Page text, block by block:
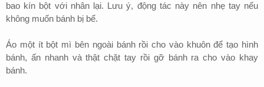
bao kín bột với nhân lại. Lưu ý, động tác này nên nhẹ tay nếu
không muốn bánh bị bể.
Áo một ít bột mì bên ngoài bánh rồi cho vào khuôn để tạo hình
bánh, ấn nhanh và thật chặt tay rồi gỡ bánh ra cho vào khay
bánh.